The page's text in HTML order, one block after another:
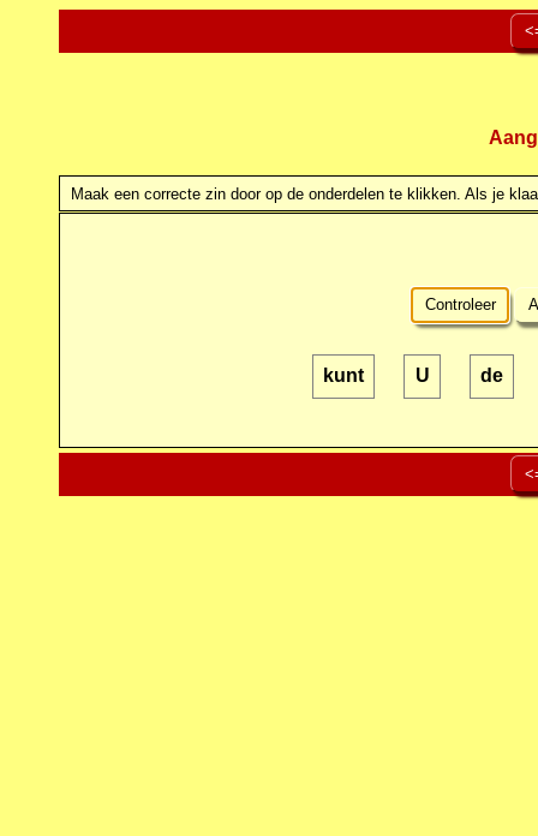
Maak een correcte zin door op de onderdelen te klikken. Als je
Controleer
kunt U de